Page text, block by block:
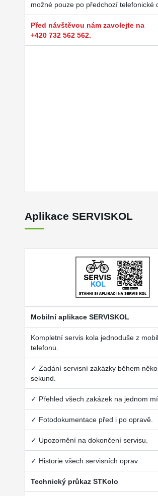
možné pouze po předchozí telefonické
Před návštěvou nám zavolejte na
+420 732 562 562.
Aplikace SERVISKOL
Mobilní aplikace SERVISKOL
Kompletní servis kola jednoduše z
telefonu.
✓ Zadání servisní zakázky během
sekund.
✓ Přehled všech zakázek na jednom
✓ Fotodokumentace před i po opravě.
✓ Upozornění na dokončení servisu.
✓ Historie všech servisních oprav.
Technický průkaz STKolo